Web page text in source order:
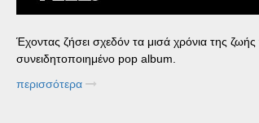
Έχοντας ζήσει σχεδόν τα μισά χρόνια της
συνειδητοποιημένο pop album.
περισσότερα